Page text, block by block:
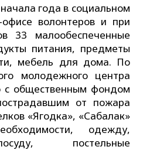
года в социальном
волонтеров и при
33 малообеспеченные
питания, предметы
мебель для дома. По
молодежного центра
с общественным фондом
от пожара
«Ягодка», «Сабалак»
одежду,
постельные